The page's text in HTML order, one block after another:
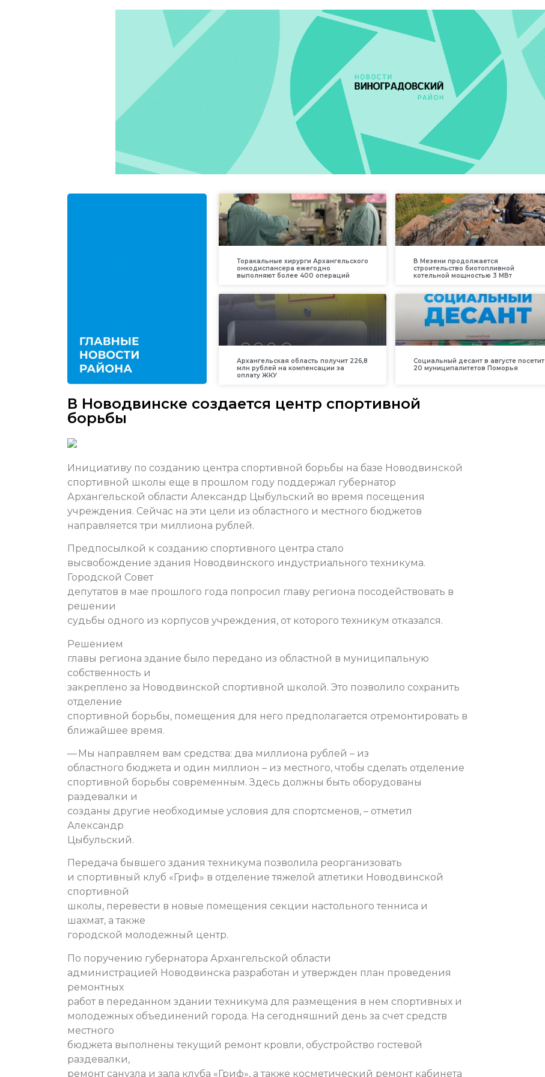
Торакальные хирурги Архангельского
онкодиспансера ежегодно
выполняют более 400 операций
В Мезени продолжается
строительство биотопливной
котельной мощностью 3 МВт
Архангельская область получит 226,8
млн рублей на компенсации за
оплату ЖКУ
Социальный десант в августе посетит
20 муниципалитетов Поморья
В Новодвинске создается центр спортивной
борьбы
Инициативу по созданию центра спортивной борьбы на базе Новодвинской
спортивной школы еще в прошлом году поддержал губернатор
Архангельской области Александр Цыбульский во время посещения
учреждения. Сейчас на эти цели из областного и местного бюджетов
направляется три миллиона рублей.
Предпосылкой к созданию спортивного центра стало
высвобождение здания Новодвинского индустриального техникума.
Городской Совет
депутатов в мае прошлого года попросил главу региона посодействовать в
решении
судьбы одного из корпусов учреждения, от которого техникум отказался.
Решением
главы региона здание было передано из областной в муниципальную
собственность и
закреплено за Новодвинской спортивной школой. Это позволило сохранить
отделение
спортивной борьбы, помещения для него предполагается отремонтировать в
ближайшее время.
— Мы направляем вам средства: два миллиона рублей – из
областного бюджета и один миллион – из местного, чтобы сделать отделение
спортивной борьбы современным. Здесь должны быть оборудованы
раздевалки и
созданы другие необходимые условия для спортсменов, – отметил
Александр
Цыбульский.
Передача бывшего здания техникума позволила реорганизовать
и спортивный клуб «Гриф» в отделение тяжелой атлетики Новодвинской
спортивной
школы, перевести в новые помещения секции настольного тенниса и
шахмат, а также
городской молодежный центр.
По поручению губернатора Архангельской области
администрацией Новодвинска разработан и утвержден план проведения
ремонтных
работ в переданном здании техникума для размещения в нем спортивных и
молодежных объединений города. На сегодняшний день за счет средств
местного
бюджета выполнены текущий ремонт кровли, обустройство гостевой
раздевалки,
ремонт санузла и зала клуба «Гриф», а также косметический ремонт кабинета